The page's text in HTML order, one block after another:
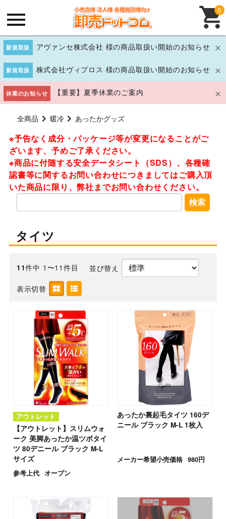
新規取扱 アヴァンセ株式会社 様の商品取扱い開始のお知らせ
新規取扱 株式会社ヴィプロス 様の商品取扱い開始のお知らせ
休業のお知らせ 【重要】夏季休業のご案内
0
全商品 暖冷 あったかグッズ
※予告なく成分・パッケージ等が変更になることがご
ざいます、予めご了承ください。
※商品に付随する安全データシート（SDS）、各種確
認書等に関するお問い合わせにつきましてはご購入頂
いた商品に限り、弊社までお問い合わせください。
検索
タイツ
11件中 1〜11件目 並び替え
表示切替
アウトレット
【アウトレット】スリムウォ
ーク 美脚あったか温ツボタイ
ツ 80デニール ブラック M-L
サイズ
参考上代 オープン
あったか裏起毛タイツ 160デ
ニール ブラック M-L 1枚入
メーカー希望小売価格 980円